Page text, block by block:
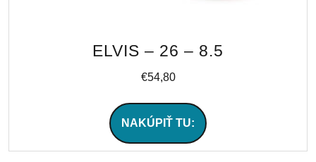
ELVIS – 26 – 8.5
€54,80
NAKÚPIŤ TU: